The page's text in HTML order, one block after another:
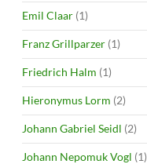
Emil Claar (1)
Franz Grillparzer (1)
Friedrich Halm (1)
Hieronymus Lorm (2)
Johann Gabriel Seidl (2)
Johann Nepomuk Vogl (1)